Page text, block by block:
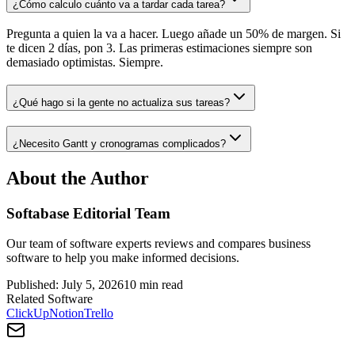
¿Cómo calculo cuánto va a tardar cada tarea?
Pregunta a quien la va a hacer. Luego añade un 50% de margen. Si
te dicen 2 días, pon 3. Las primeras estimaciones siempre son
demasiado optimistas. Siempre.
¿Qué hago si la gente no actualiza sus tareas?
¿Necesito Gantt y cronogramas complicados?
About the Author
Softabase Editorial Team
Our team of software experts reviews and compares business
software to help you make informed decisions.
Published: July 5, 202610 min read
Related Software
ClickUpNotionTrello